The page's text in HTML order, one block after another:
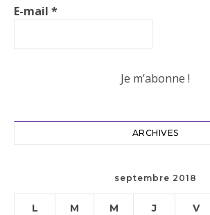
E-mail *
ARCHIVES
septembre 2018
L M M J V